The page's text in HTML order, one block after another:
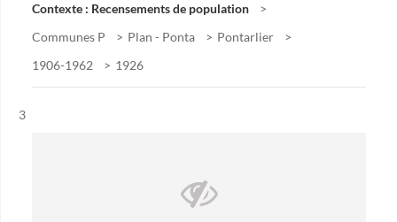
Contexte : Recensements de population
Communes P
Plan - Ponta
Pontarlier
1906-1962
1926
Résultat n°
3